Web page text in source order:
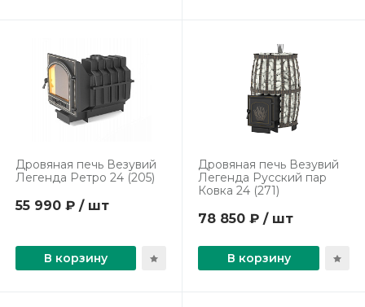
Дровяная печь Везувий
Легенда Ретро 24 (205)
55 990 ₽ / шт
В корзину
Дровяная печь Везувий
Легенда Русский пар
Ковка 24 (271)
78 850 ₽ / шт
В корзину